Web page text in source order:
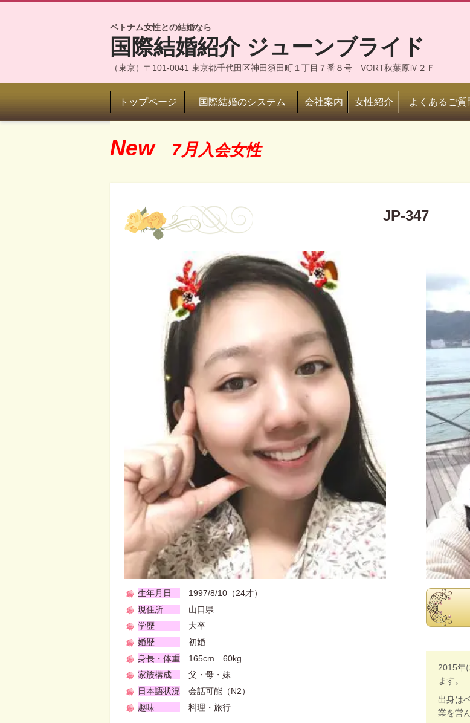
ベトナム女性との結婚なら
国際結婚紹介 ジューンブライド
（東京）〒101-0041 東京都千代田区神田須田町１丁目７番８号 VORT秋葉原Ⅳ２Ｆ
トップページ 国際結婚のシステム 会社案内 女性紹介 よくあるご質
New7月入会女性
JP-347
生年月日
1997/8/10（24才）
現住所
山口県
学歴
大卒
婚歴
初婚
身長・体重 165cm 60kg
家族構成
父・母・妹
日本語状況 会話可能（N2）
趣味
料理・旅行
2015年
ます。
出身は
業を営